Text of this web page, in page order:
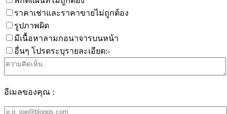
ราคาเช่าและราคาขายไม่ถูกต้อง
รูปภาพผิด
มีเนื้อหาลามกอนาจารบนหน้า
อื่นๆ โปรดระบุรายละเอียด:-
อีเมลของคุณ :